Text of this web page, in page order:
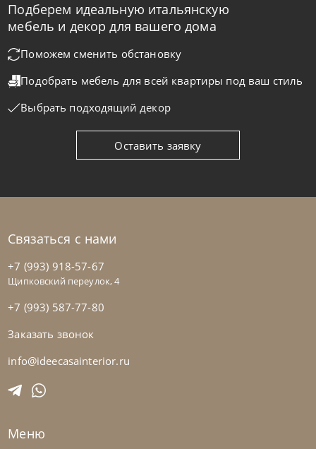
от
Bontempi
На заказ 45-90 дн
на выбор на выбор
Bontempi
Стул Nata
Подберем идеальную итальянскую
мебель и декор для вашего дома
Поможем сменить обстановку
Подобрать мебель для всей квартиры под ваш стиль
Выбрать подходящий декор
Оставить заявку
Связаться с нами
+7 (993) 918-57-67
Щипковский переулок, 4
+7 (993) 587-77-80
Заказать звонок
info@ideecasainterior.ru
Меню